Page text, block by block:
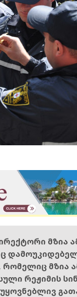
მზია
რომელიც მზია
რეჟიმის